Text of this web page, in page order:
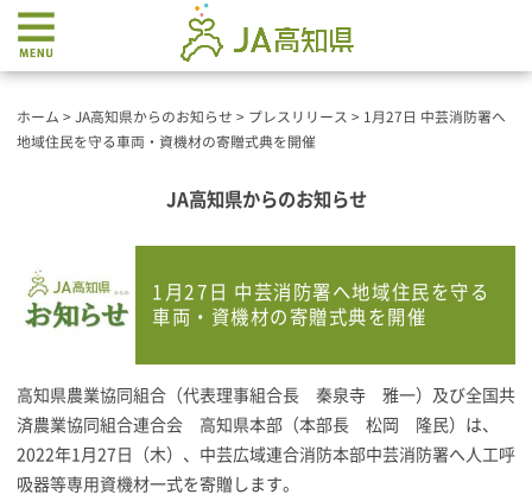
ホーム > JA高知県からのお知らせ > プレスリリース > 1月27日 中芸消防署へ
地域住民を守る車両・資機材の寄贈式典を開催
JA高知県からのお知らせ
1月27日 中芸消防署へ地域住民を守る
車両・資機材の寄贈式典を開催
高知県農業協同組合（代表理事組合長 秦泉寺 雅一）及び全国共
済農業協同組合連合会 高知県本部（本部長 松岡 隆民）は、
2022年1月27日（木）、中芸広域連合消防本部中芸消防署へ人工呼
吸器等専用資機材一式を寄贈します。